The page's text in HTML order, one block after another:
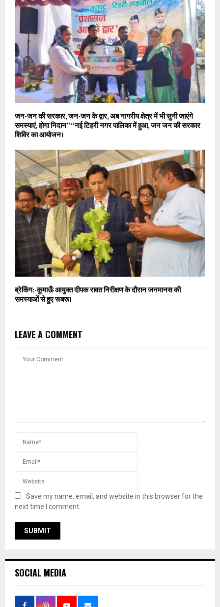
जन-जन की सरकार, जन-जन के द्वार, अब नागरीय क्षेत्र में भी सुनी जाएंगे
समस्याएं, होगा निदान” “नई टिहरी नगर पालिका में हुआ, जन जन की सरकार
शिविर का आयोजन।
ब्रेकिंग:-कुमाऊँ आयुक्त दीपक रावत निरीक्षण के दौरान जनमानस की
समस्याओं से हुए रूबरू।
LEAVE A COMMENT
Save my name, email, and website in this browser for the
next time I comment.
SOCIAL MEDIA